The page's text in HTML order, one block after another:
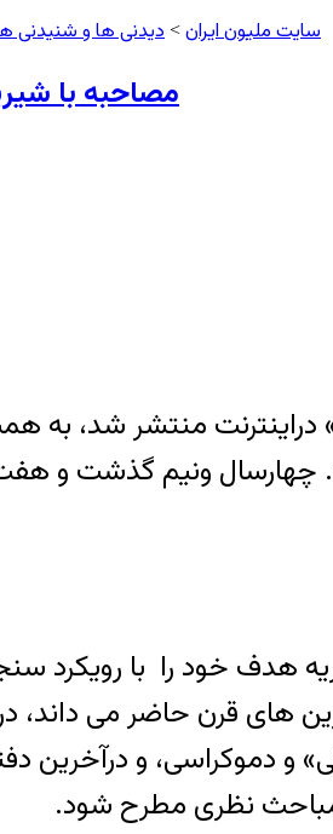
سایت ملیون ایران > دیدنی ها و شنیدنی
مصاحبه با
منتشر شد، به
ونیم گذشت و
هدف خود را با
های قرن حاضر می داند،
و درآخرین
مباحث نظری مطرح شود.